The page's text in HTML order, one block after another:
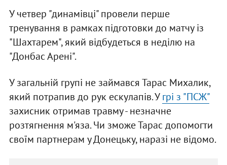
У четвер "динамівці" провели перше
тренування в рамках підготовки до матчу із
"Шахтарем", який відбудеться в неділю на
"Донбас Арені".
У загальній групі не займався Тарас Михалик,
який потрапив до рук ескулапів. Угрі з "ПСЖ"
захисник отримав травму - незначне
розтягнення м'яза. Чи зможе Тарас допомогти
своїм партнерам у Донецьку, наразі не відомо.